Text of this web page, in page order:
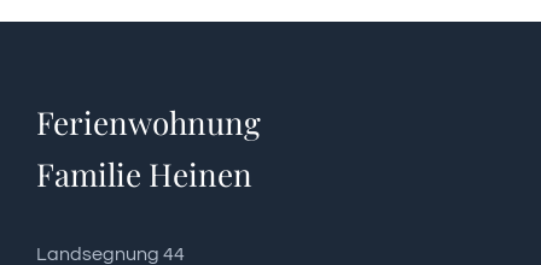
Ferienwohnung
Familie Heinen
Landsegnung 44